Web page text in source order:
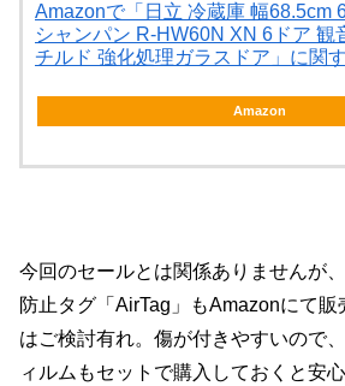
Amazonで「日立 冷蔵庫 幅68.5cm
シャンパン R-HW60N XN 6ドア 観
チルド 強化処理ガラスドア」に関
Amazon
今回のセールとは関係ありませんが
防止タグ「AirTag」もAmazonにて販
はご検討有れ。傷が付きやすいので
ィルムもセットで購入しておくと安